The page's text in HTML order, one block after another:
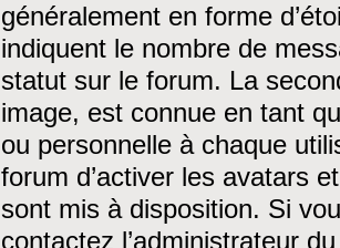
généralement en forme
indiquent le nombre de
statut sur le forum. La
image, est connue en tant
ou personnelle à chaque
forum d’activer les avatars
sont mis à disposition. Si
contactez l’administrateur